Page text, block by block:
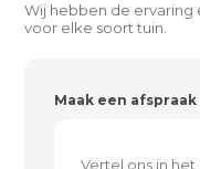
Wij hebben de ervaring
voor elke soort tuin.
Maak een